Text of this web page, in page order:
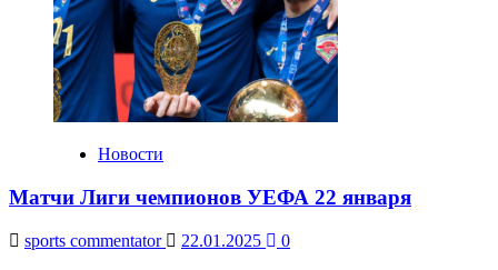
Новости
Матчи Лиги чемпионов УЕФА 22 января
sports commentator 22.01.2025 0